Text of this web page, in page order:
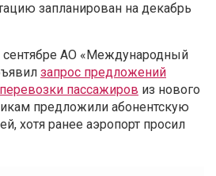
запланирован на декабрь
сентябре АО «Международный
запрос предложений
пассажиров из нового
предложили абонентскую
хотя ранее аэропорт просил